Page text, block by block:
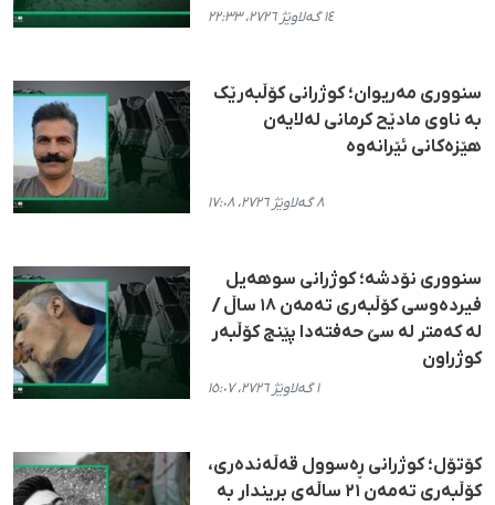
١٤ گەلاوێژ ٢٧٢٦، ٢٢:٣٣
سنووری مەریوان؛ کوژرانی کۆڵبەرێک
بە ناوی مادێح کرمانی لەلایەن
هێزەکانی ئێرانەوە
٨ گەلاوێژ ٢٧٢٦، ١٧:٠٨
سنووری نۆدشە؛ کوژرانی سوھەیل
فیردەوسی کۆڵبەری تەمەن ١٨ ساڵ /
لە کەمتر لە سێ حەفتەدا پێنج کۆڵبەر
کوژراون
١ گەلاوێژ ٢٧٢٦، ١٥:٠٧
کۆتۆل؛ کوژرانی ڕەسوول قەڵەندەری،
کۆڵبەری تەمەن ٢١ ساڵەی بریندار به